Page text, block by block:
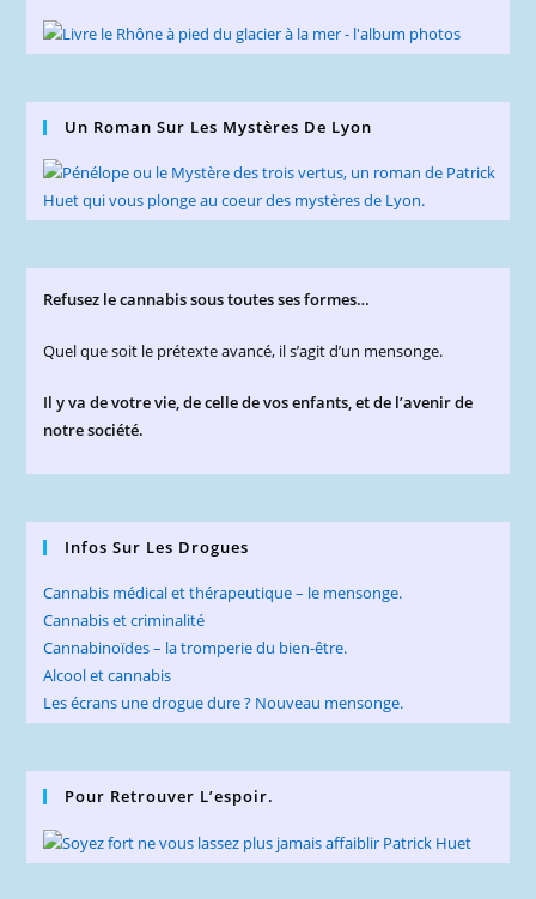
Un Roman Sur Les Mystères De Lyon
Refusez le cannabis sous toutes ses formes…
Quel que soit le prétexte avancé, il s’agit d’un mensonge.
Il y va de votre vie, de celle de vos enfants, et de l’avenir de
notre société.
Infos Sur Les Drogues
Cannabis médical et thérapeutique – le mensonge.
Cannabis et criminalité
Cannabinoïdes – la tromperie du bien-être.
Alcool et cannabis
Les écrans une drogue dure ? Nouveau mensonge.
Pour Retrouver L’espoir.